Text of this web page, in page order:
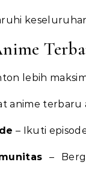
lebih
anime
– Ikuti
–